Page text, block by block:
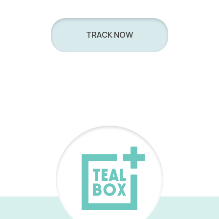
TRACK NOW